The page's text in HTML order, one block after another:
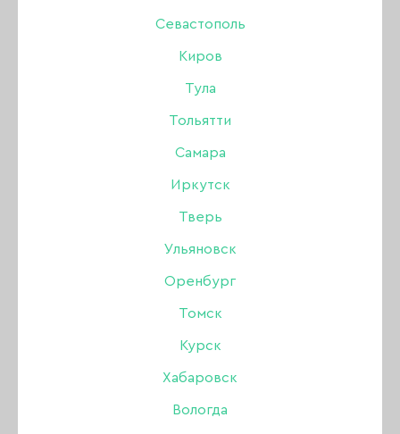
Севастополь
Киров
Тула
Тольятти
Самара
Иркутск
Тверь
Ульяновск
Оренбург
Томск
Курск
Хабаровск
Вологда
КОЛЛЕКЦИЯ DREAM
КОЛЛЕКЦИЯ ГАЛАКТИКА
КОЛЛЕКЦИЯ ASIAN CAT
КОЛЛЕКЦИЯ ГЛАМУР